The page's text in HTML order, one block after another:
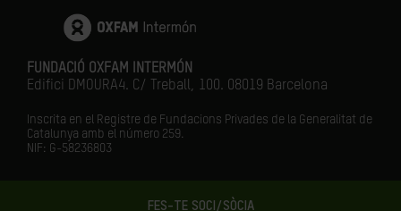
FES-TE SOCI/SÒCIA
FUNDACIÓ OXFAM INTERMÓN
Edifici DMOURA4. C/ Treball, 100. 08019 Barcelona
Inscrita en el Registre de Fundacions Privades de la Generalitat de
Catalunya amb el número 259.
NIF: G-58236803